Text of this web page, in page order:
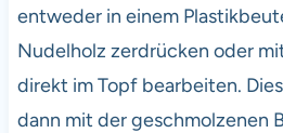
entweder in einem
Nudelholz zerdrücken oder
direkt im Topf bearbeiten.
dann mit der geschmolzenen